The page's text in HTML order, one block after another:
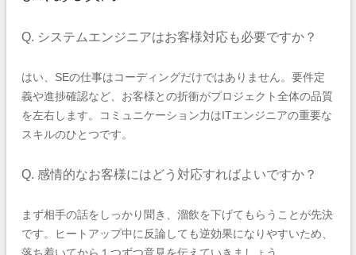
Q. システムエンジニアはお客様対応も必要ですか？
はい、SEの仕事はコーディングだけではありません。要件定
義や進捗確認など、お客様との折衝がプロジェクト全体の品質
を左右します。コミュニケーション力はITエンジニアの重要な
スキルのひとつです。
Q. 感情的なお客様にはどう対応すればよいですか？
まず相手の話をしっかり聞き、溜飲を下げてもらうことが先決
です。ヒートアップ中に反論しても逆効果になりやすいため、